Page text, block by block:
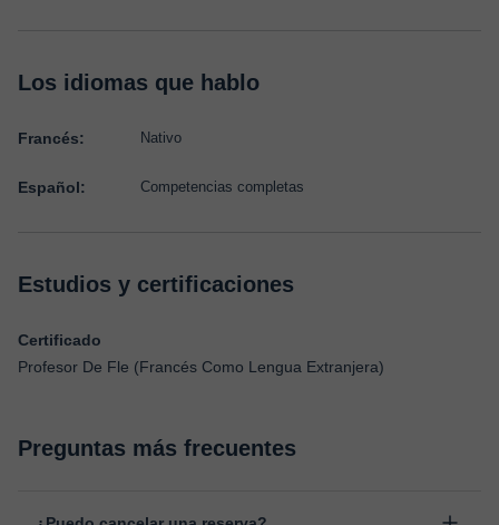
Los idiomas que hablo
Francés: Nativo
Español: Competencias completas
Estudios y certificaciones
Certificado
Profesor De Fle (Francés Como Lengua Extranjera)
Preguntas más frecuentes